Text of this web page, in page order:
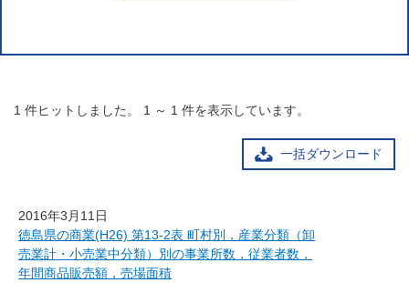
1 件ヒットしました。 1 ～ 1 件を表示しています。
一括ダウンロード
2016年3月11日
徳島県の商業(H26) 第13-2表 町村別，産業分類（卸
売業計・小売業中分類）別の事業所数，従業者数，
年間商品販売額，売場面積